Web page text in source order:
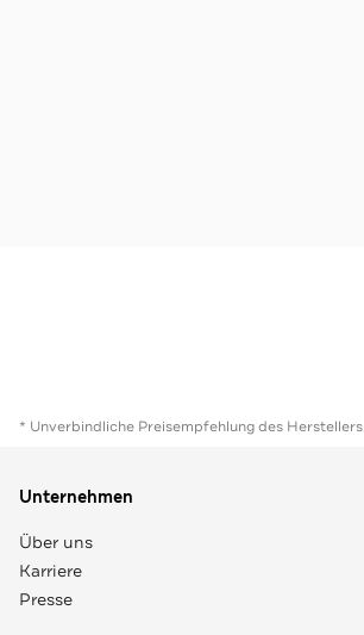
* Unverbindliche Preisempfehlung des
Unternehmen
Über uns
Karriere
Presse